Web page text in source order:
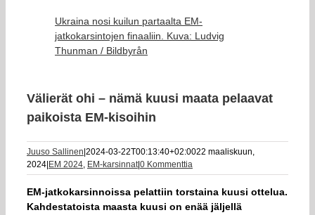
Ukraina nosi kuilun partaalta EM-
jatkokarsintojen finaaliin. Kuva: Ludvig
Thunman / Bildbyrån
Välierät ohi – nämä kuusi maata pelaavat
paikoista EM-kisoihin
Juuso Sallinen 2024-03-22T00:13:40+02:0022 maaliskuun,
2024 EM 2024, EM-karsinnat|0 Kommenttia
EM-jatkokarsinnoissa pelattiin torstaina kuusi ottelua.
Kahdestatoista maasta kuusi on enää jäljellä